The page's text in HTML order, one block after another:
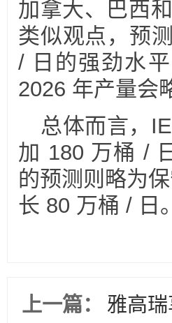
加拿大、巴西
类似观点，预
/ 日的强劲水
2026 年产量会
总体而言，
加 180 万桶 /
的预测则略为
长 80 万桶 / 日。
上一篇：
雅高